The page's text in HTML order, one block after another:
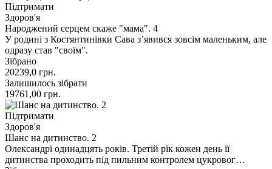
Підтримати
Здоров'я
Народжений серцем скаже "мама". 4
У родині з Костянтинівки Сава з’явився зовсім маленьким, але
одразу став "своїм".
Зібрано
20239,0 грн.
Залишилось зібрати
19761,00 грн.
Підтримати
Здоров'я
Шанс на дитинство. 2
Олександрі одинадцять років. Третій рік кожен день її
дитинства проходить під пильним контролем цукровог…